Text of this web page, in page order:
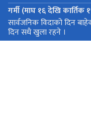
गर्मी (माघ १६ देखि कार्तिक
सार्वजनिक विदाको दिन
दिन सधै खुला रहने ।